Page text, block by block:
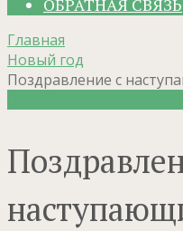
ОБРАТНАЯ СВЯЗЬ
Главная
Новый год
Поздравление с